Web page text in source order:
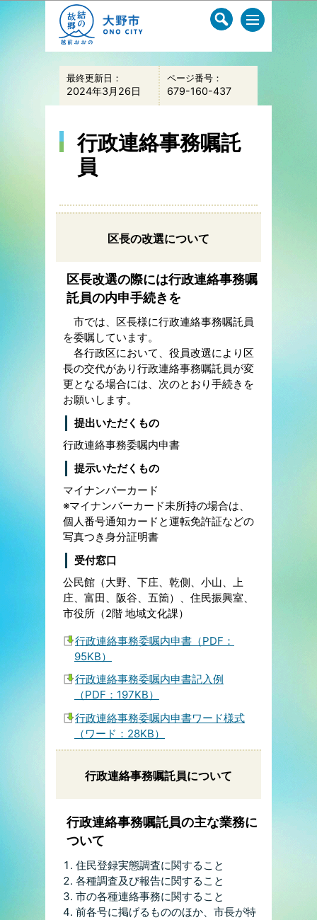
このページの本文へ移動
最終更新日：
2024年3月26日
ページ番号：
679-160-437
行政連絡事務嘱託
員
区長の改選について
区長改選の際には行政連絡事務嘱
託員の内申手続きを
市では、区長様に行政連絡事務嘱託員
を委嘱しています。
各行政区において、役員改選により区
長の交代があり行政連絡事務嘱託員が変
更となる場合には、次のとおり手続きを
お願いします。
提出いただくもの
行政連絡事務委嘱内申書
提示いただくもの
マイナンバーカード
※マイナンバーカード未所持の場合は、
個人番号通知カードと運転免許証などの
写真つき身分証明書
受付窓口
公民館（大野、下庄、乾側、小山、上
庄、富田、阪谷、五箇）、住民振興室、
市役所（2階 地域文化課）
行政連絡事務委嘱内申書（PDF：
95KB）
行政連絡事務委嘱内申書記入例
（PDF：197KB）
行政連絡事務委嘱内申書ワード様式
（ワード：28KB）
行政連絡事務嘱託員について
行政連絡事務嘱託員の主な業務に
ついて
住民登録実態調査に関すること
各種調査及び報告に関すること
市の各種連絡事務に関すること
前各号に掲げるもののほか、市長が特